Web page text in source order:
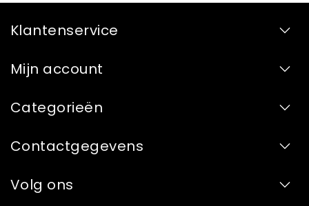
Klantenservice
Mijn account
Categorieën
Contactgegevens
Volg ons